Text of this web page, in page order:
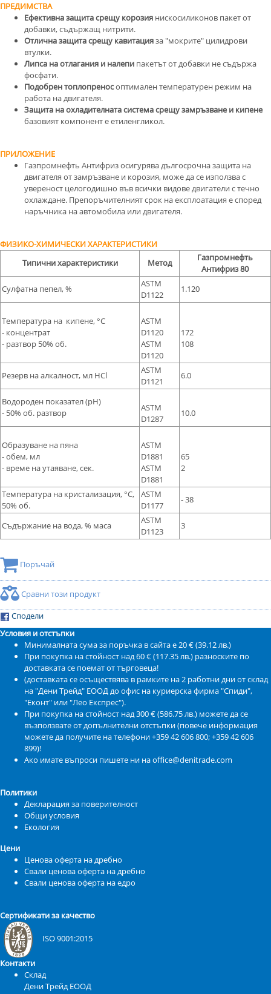
ПРЕДИМСТВА
Ефективна защита срещу корозия нискосиликонов пакет от
добавки, съдържащ нитрити.
Отлична защита срещу кавитацияза "мокрите" цилидрови
втулки.
Липса на отлагания и налепи пакетът от добавки не съдържа
фосфати.
Подобрен топлопреносоптимален температурен режим на
работа на двигателя.
Защита на охладителната система срещу замръзване и кипене
базовият компонент е етиленгликол.
ПРИЛОЖЕНИЕ
Газпромнефть Антифриз осигурява дългосрочна защита на
двигателя от замръзване и корозия, може да се използва с
увереност целогодишно във всички видове двигатели с течно
охлаждане. Препоръчителният срок на експлоатация е според
наръчника на автомобила или двигателя.
ФИЗИКО-ХИМИЧЕСКИ ХАРАКТЕРИСТИКИ
Типични характеристики
Метод
Газпромнефть
Антифриз 80
Сулфатна пепел, %
ASTM
D1122
1.120
Температура на кипене, °C
- концентрат
- разтвор 50% об.
ASTM
D1120
ASTM
D1120
172
108
Резерв на алкалност, мл HCl
ASTM
D1121
6.0
Водороден показател (рН)
- 50% об. разтвор
ASTM
D1287
10.0
Образуване на пяна
- обем, мл
- време на утаяване, сек.
ASTM
D1881
ASTM
D1881
65
2
Температура на кристализация, °С,
50% об.
ASTM
D1177
- 38
Съдържание на вода, % маса
ASTM
D1123
3
Поръчай
Сравни този продукт
Сподели
Условия и отстъпки
Минималната сума за поръчка в сайта е 20 € (39.12 лв.)
При покупка на стойност над 60 € (117.35 лв.) разноските по
доставката се поемат от търговеца!
(доставката се осъществява в рамките на 2 работни дни от склад
на "Дени Трейд" ЕООД до офис на куриерска фирма "Спиди",
"Еконт" или "Лео Експрес").
При покупка на стойност над 300 € (586.75 лв.) можете да се
възползвате от допълнителни отстъпки (повече информация
можете да получите на телефони +359 42 606 800; +359 42 606
899)!
Ако имате въпроси пишете ни на office@denitrade.com
Политики
Декларация за поверителност
Общи условия
Екология
Цени
Ценова оферта на дребно
Свали ценова оферта на дребно
Свали ценова оферта на едро
Сертификати за качество
ISO 9001:2015
Контакти
Склад
Дени Трейд ЕООД